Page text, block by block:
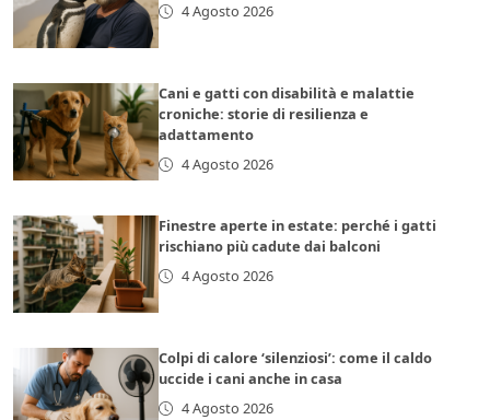
4 Agosto 2026
Cani e gatti con disabilità e malattie
croniche: storie di resilienza e
adattamento
4 Agosto 2026
Finestre aperte in estate: perché i gatti
rischiano più cadute dai balconi
4 Agosto 2026
Colpi di calore ‘silenziosi’: come il caldo
uccide i cani anche in casa
4 Agosto 2026